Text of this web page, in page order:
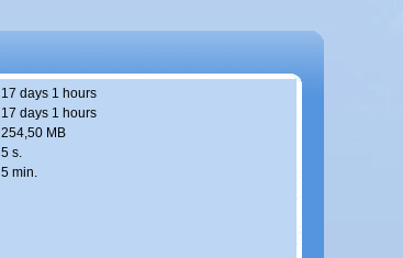
17 days 1 hours
17 days 1 hours
254,50 MB
5 s.
5 min.